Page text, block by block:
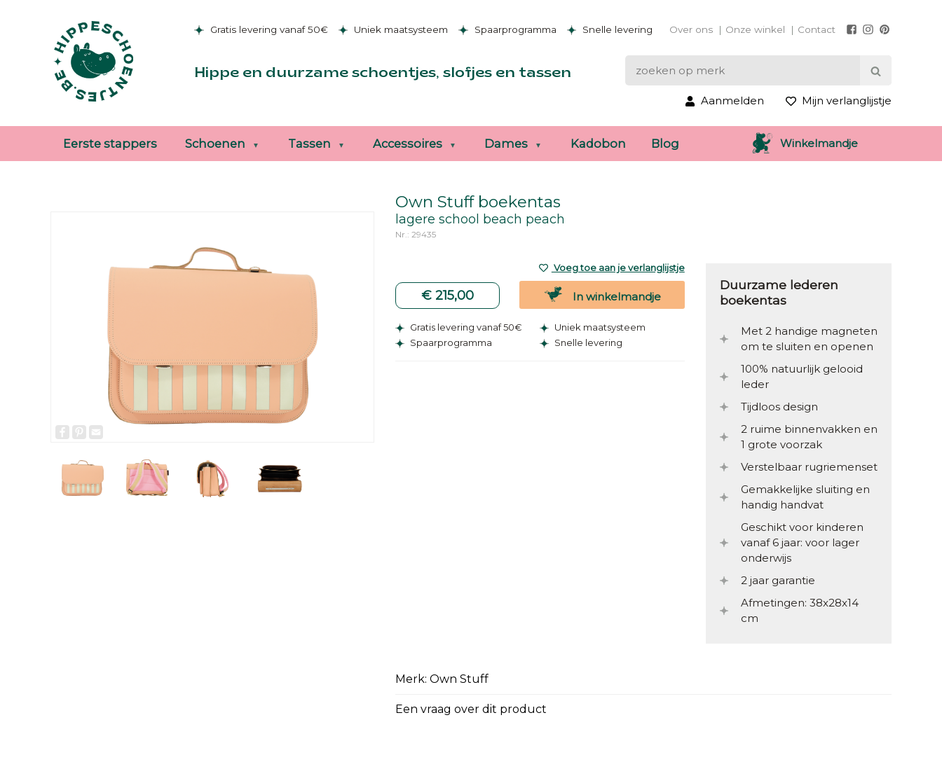
Gratis levering vanaf 50€ Uniek maatsysteem Spaarprogramma Snelle levering Over ons Onze winkel Contact
Hippe en duurzame schoentjes, slofjes en tassen
Aanmelden Mijn verlanglijstje
Eerste stappers Schoenen Tassen Accessoires Dames Kadobon Blog Winkelmandje
Own Stuff boekentas
Facebook
Pinterest
lagere school beach peach
Nr.: 29435
€ 215,00
Voeg toe aan je verlanglijstje
In winkelmandje
Gratis levering vanaf 50€
Uniek maatsysteem
Spaarprogramma
Snelle levering
Duurzame lederen
boekentas
Met 2 handige magneten
om te sluiten en openen
100% natuurlijk gelooid
leder
Tijdloos design
2 ruime binnenvakken en
1 grote voorzak
Verstelbaar rugriemenset
Gemakkelijke sluiting en
handig handvat
Geschikt voor kinderen
vanaf 6 jaar: voor lager
onderwijs
2 jaar garantie
Afmetingen: 38x28x14
cm
Merk: Own Stuff
Een vraag over dit product